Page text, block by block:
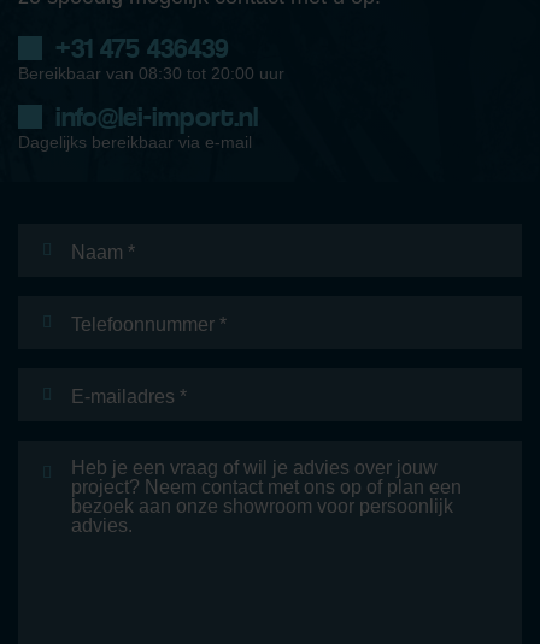
+31 475 436439
Bereikbaar van 08:30 tot 20:00 uur
info@lei-import.nl
Dagelijks bereikbaar via e-mail
mailadres *